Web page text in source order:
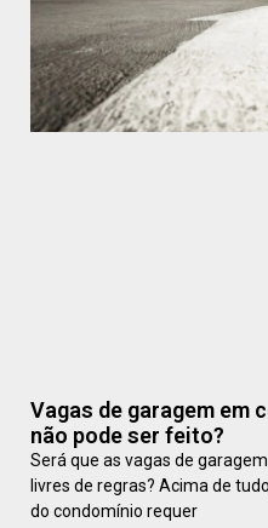
Vagas de garagem em
não pode ser feito?
Será que as vagas de
livres de regras? Acima de
do condomínio requer